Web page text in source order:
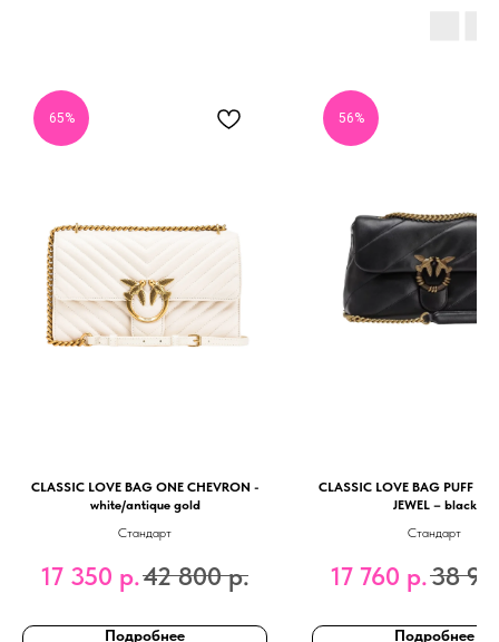
65%
CLASSIC LOVE BAG ONE CHEVRON -
white/antique gold
Стандарт
17 350 р.42 800 р.
Подробнее
56%
CLASSIC LOVE BAG PUFF
JEWEL – black
Стандарт
17 760 р.38
Подробнее